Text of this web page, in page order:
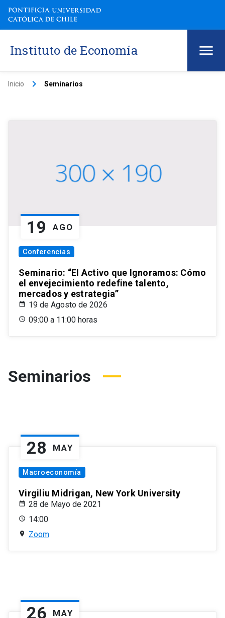
Instituto de Economía
Inicio keyboard_arrow_right Seminarios
19 AGO
Conferencias
Seminario: “El Activo que Ignoramos: Cómo
el envejecimiento redefine talento,
mercados y estrategia”
19 de Agosto de 2026
09:00 a 11:00 horas
Seminarios
28 MAY
Macroeconomía
Virgiliu Midrigan, New York University
28 de Mayo de 2021
14:00
Zoom
26 MAY